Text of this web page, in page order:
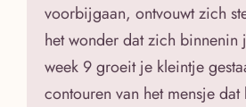
voorbijgaan, ontvouwt zich
het wonder dat zich binnenin
week 9 groeit je kleintje
contouren van het mensje